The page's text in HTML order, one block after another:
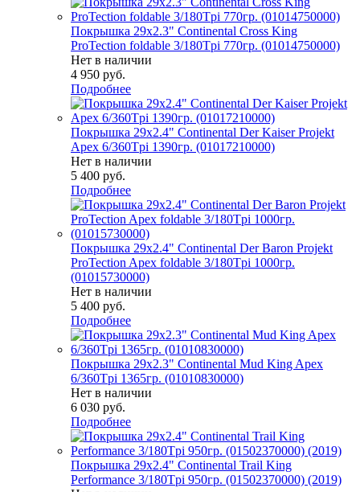
Покрышка 29x2.3" Continental Cross King
ProTection foldable 3/180Tpi 770гр. (01014750000)
Нет в наличии
4 950 руб.
Подробнее
Покрышка 29x2.4" Continental Der Kaiser Projekt
Apex 6/360Tpi 1390гр. (01017210000)
Нет в наличии
5 400 руб.
Подробнее
Покрышка 29x2.4" Continental Der Baron Projekt
ProTection Apex foldable 3/180Tpi 1000гр.
(01015730000)
Нет в наличии
5 400 руб.
Подробнее
Покрышка 29x2.3" Continental Mud King Apex
6/360Tpi 1365гр. (01010830000)
Нет в наличии
6 030 руб.
Подробнее
Покрышка 29x2.4" Continental Trail King
Performance 3/180Tpi 950гр. (01502370000) (2019)